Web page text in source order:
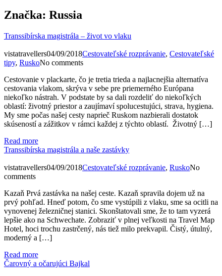
Značka: Russia
Transsibírska magistrála – život vo vlaku
vistatravellers04/09/2018Cestovateľské rozprávanie, Cestovateľské
tipy, RuskoNo comments
Cestovanie v plackarte, čo je tretia trieda a najlacnejšia alternatíva
cestovania vlakom, skrýva v sebe pre priemerného Európana
niekoľko nástrah. V podstate by sa dali rozdeliť do niekoľkých
oblastí: životný priestor a zaujímaví spolucestujúci, strava, hygiena.
My sme počas našej cesty naprieč Ruskom nazbierali dostatok
skúseností a zážitkov v rámci každej z týchto oblastí. Životný […]
Read more
Transsibírska magistrála a naše zastávky
vistatravellers04/09/2018Cestovateľské rozprávanie, RuskoNo
comments
Kazaň Prvá zastávka na našej ceste. Kazaň spravila dojem už na
prvý pohľad. Hneď potom, čo sme vystúpili z vlaku, sme sa ocitli na
vynovenej železničnej stanici. Skonštatovali sme, že to tam vyzerá
lepšie ako na Schwechate. Zobraziť v plnej veľkosti na Travel Map
Hotel, hoci trochu zastrčený, nás tiež milo prekvapil. Čistý, útulný,
moderný a […]
Read more
Čarovný a očarujúci Bajkal